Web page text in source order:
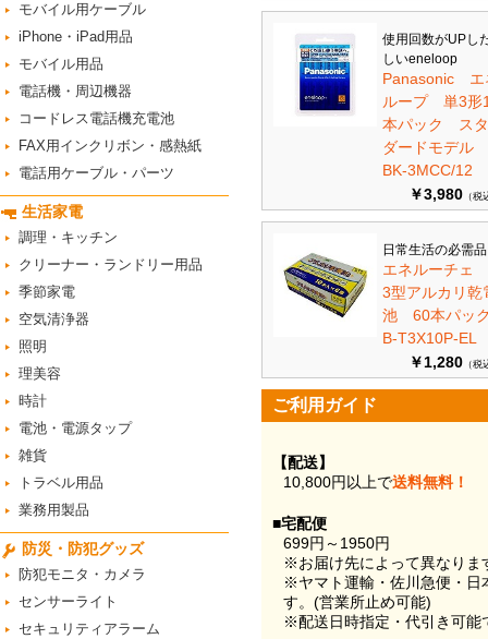
モバイル用ケーブル
iPhone・iPad用品
モバイル用品
電話機・周辺機器
コードレス電話機充電池
FAX用インクリボン・感熱紙
電話用ケーブル・パーツ
生活家電
調理・キッチン
クリーナー・ランドリー用品
季節家電
空気清浄器
照明
理美容
時計
電池・電源タップ
雑貨
トラベル用品
業務用製品
防災・防犯グッズ
防犯モニタ・カメラ
センサーライト
セキュリティアラーム
使用回数がUPし
しいeneloop
Panasonic エ
ループ 単3形
本パック ス
ダードモデル
BK-3MCC/12
￥3,980 （税
日常生活の必需
エネルーチェ
3型アルカリ乾
池 60本パ
B-T3X10P-EL
￥1,280 （税
ご利用ガイド
【配送】
10,800円以上で送料無料！
■宅配便
699円～1950円
※お届け先によって異なりま
※ヤマト運輸・佐川急便・日
す。(営業所止め可能)
※配送日時指定・代引き可能